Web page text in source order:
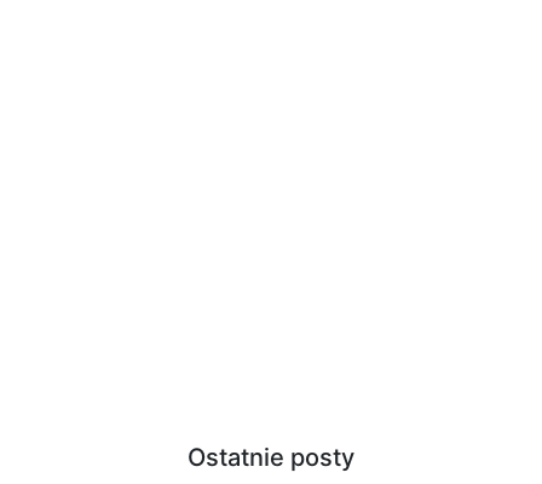
Ostatnie posty